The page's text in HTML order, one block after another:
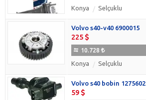
Konya Selçuklu
Volvo s40-v40 6900015
225
10.728
Konya Selçuklu
Volvo s40 bobin 1275602
59